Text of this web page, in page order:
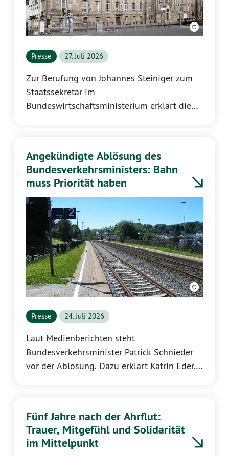
Presse 27. Juli 2026
Zur Berufung von Johannes Steiniger zum
Staatssekretär im
Bundeswirtschaftsministerium erklärt die
Angekündigte Ablösung des
Bundesverkehrsministers: Bahn
muss Priorität haben
Presse 24. Juli 2026
Laut Medienberichten steht
Bundesverkehrsminister Patrick Schnieder
vor der Ablösung. Dazu erklärt Katrin Eder,
Fünf Jahre nach der Ahrflut:
Trauer, Mitgefühl und Solidarität
im Mittelpunkt